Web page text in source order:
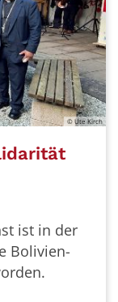
© Ute Kirch
ist in der
Bolivien-